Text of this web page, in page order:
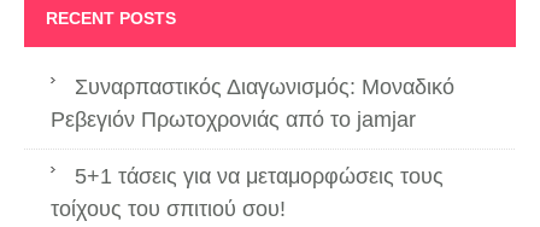
RECENT POSTS
Συναρπαστικός Διαγωνισμός: Μοναδικό
Ρεβεγιόν Πρωτοχρονιάς από το jamjar
5+1 τάσεις για να μεταμορφώσεις τους
τοίχους του σπιτιού σου!